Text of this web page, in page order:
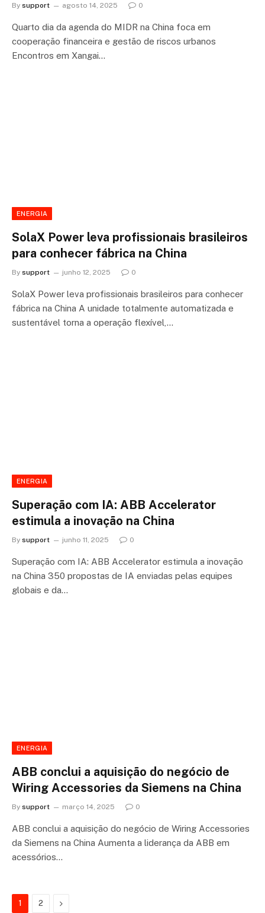
By support agosto 14, 2025 0
Quarto dia da agenda do MIDR na China foca em
cooperação financeira e gestão de riscos urbanos
Encontros em Xangai…
ENERGIA
SolaX Power leva profissionais brasileiros
para conhecer fábrica na China
By support junho 12, 2025 0
SolaX Power leva profissionais brasileiros para conhecer
fábrica na China A unidade totalmente automatizada e
sustentável torna a operação flexível,…
ENERGIA
Superação com IA: ABB Accelerator
estimula a inovação na China
By support junho 11, 2025 0
Superação com IA: ABB Accelerator estimula a inovação
na China 350 propostas de IA enviadas pelas equipes
globais e da…
ENERGIA
ABB conclui a aquisição do negócio de
Wiring Accessories da Siemens na China
By support março 14, 2025 0
ABB conclui a aquisição do negócio de Wiring Accessories
da Siemens na China Aumenta a liderança da ABB em
acessórios…
1 2 Next